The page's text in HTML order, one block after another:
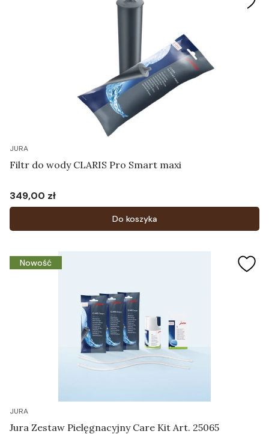
JURA
Filtr do wody CLARIS Pro Smart maxi
Cena
349,00 zł
Do koszyka
Nowość
JURA
Jura Zestaw Pielęgnacyjny Care Kit Art. 25065